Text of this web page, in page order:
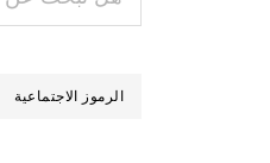
تبحث
شئ؟
الرموز الاجتماعية